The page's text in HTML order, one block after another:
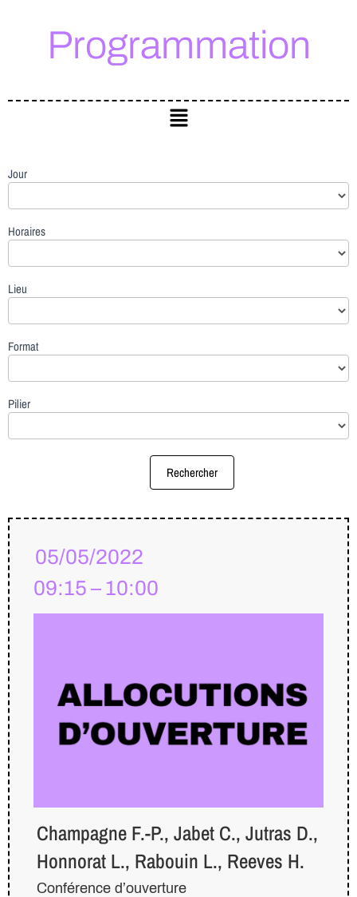
Programmation
TRI
IA
global
Jour
Horaires
Lieu
Format
Pilier
Rechercher
05/05/2022
09:15 – 10:00
Champagne F.-P., Jabet C., Jutras D.,
Honnorat L., Rabouin L., Reeves H.
Conférence d’ouverture